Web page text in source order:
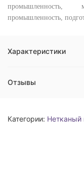
промышленность,
промышленность,
Характеристики
Отзывы
Категории: Нетканый